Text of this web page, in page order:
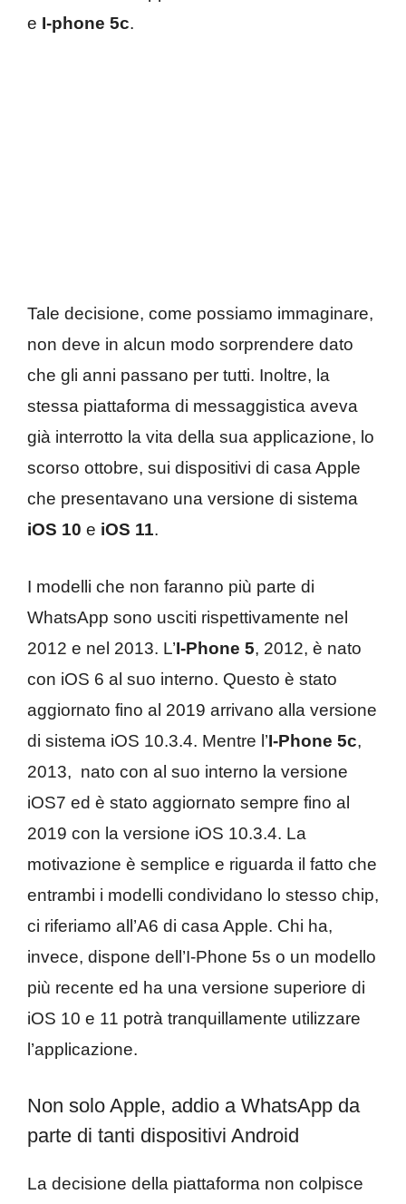
e I-phone 5c.
Tale decisione, come possiamo immaginare,
non deve in alcun modo sorprendere dato
che gli anni passano per tutti. Inoltre, la
stessa piattaforma di messaggistica aveva
già interrotto la vita della sua applicazione, lo
scorso ottobre, sui dispositivi di casa Apple
che presentavano una versione di sistema
iOS 10 e iOS 11.
I modelli che non faranno più parte di
WhatsApp sono usciti rispettivamente nel
2012 e nel 2013. L’I-Phone 5, 2012, è nato
con iOS 6 al suo interno. Questo è stato
aggiornato fino al 2019 arrivano alla versione
di sistema iOS 10.3.4. Mentre l’I-Phone 5c,
2013, nato con al suo interno la versione
iOS7 ed è stato aggiornato sempre fino al
2019 con la versione iOS 10.3.4. La
motivazione è semplice e riguarda il fatto che
entrambi i modelli condividano lo stesso chip,
ci riferiamo all’A6 di casa Apple. Chi ha,
invece, dispone dell’I-Phone 5s o un modello
più recente ed ha una versione superiore di
iOS 10 e 11 potrà tranquillamente utilizzare
l’applicazione.
Non solo Apple, addio a WhatsApp da
parte di tanti dispositivi Android
La decisione della piattaforma non colpisce